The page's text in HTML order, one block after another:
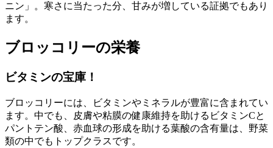
ニン」。寒さに当たった分、甘みが増している証拠でもあり
ます。
ブロッコリーの栄養
ビタミンの宝庫！
ブロッコリーには、ビタミンやミネラルが豊富に含まれてい
ます。中でも、皮膚や粘膜の健康維持を助けるビタミンCと
パントテン酸、赤血球の形成を助ける葉酸の含有量は、野菜
類の中でもトップクラスです。